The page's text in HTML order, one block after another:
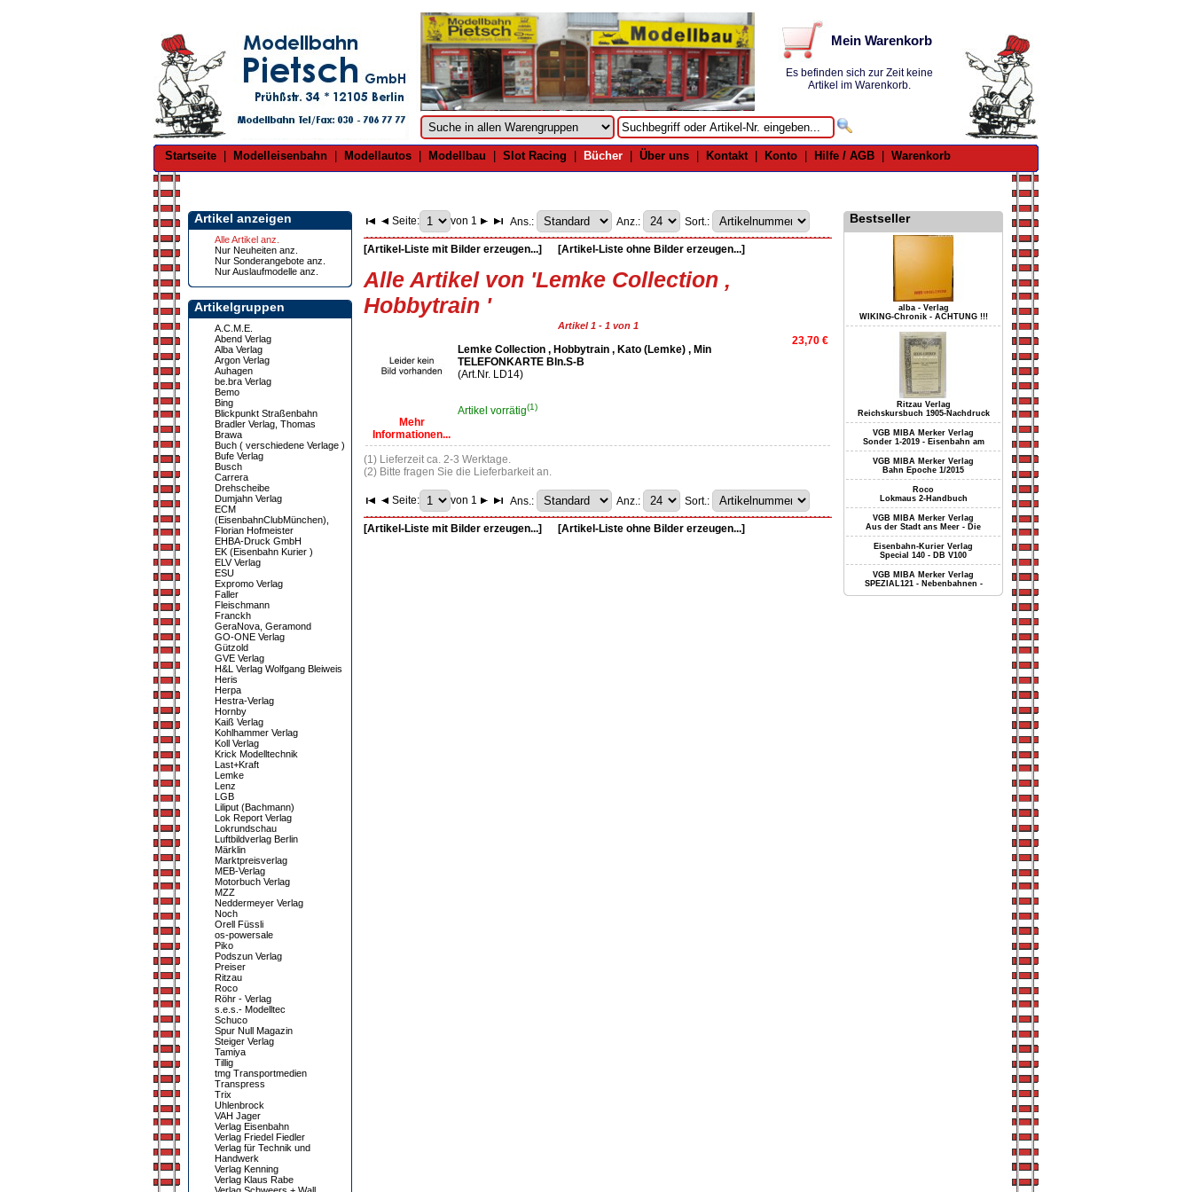
Mein Warenkorb
Es befinden sich zur Zeit keine
Artikel im Warenkorb.
Startseite Modelleisenbahn Modellautos Modellbau Slot Racing Bücher Über uns Kontakt| Konto Hilfe / AGB Warenkorb
Artikel anzeigen
Alle Artikel anz.
Nur Neuheiten anz.
Nur Sonderangebote anz.
Nur Auslaufmodelle anz.
Artikelgruppen
A.C.M.E.
Abend Verlag
Alba Verlag
Argon Verlag
Auhagen
be.bra Verlag
Bemo
Bing
Blickpunkt Straßenbahn
Bradler Verlag, Thomas
Brawa
Buch ( verschiedene Verlage )
Bufe Verlag
Busch
Carrera
Drehscheibe
Dumjahn Verlag
ECM
(EisenbahnClubMünchen),
Florian Hofmeister
EHBA-Druck GmbH
EK (Eisenbahn Kurier )
ELV Verlag
ESU
Expromo Verlag
Faller
Fleischmann
Franckh
GeraNova, Geramond
GO-ONE Verlag
Gützold
GVE Verlag
H&L Verlag Wolfgang Bleiweis
Heris
Herpa
Hestra-Verlag
Hornby
Kaiß Verlag
Kohlhammer Verlag
Koll Verlag
Krick Modelltechnik
Last+Kraft
Lemke
Lenz
LGB
Liliput (Bachmann)
Lok Report Verlag
Lokrundschau
Luftbildverlag Berlin
Märklin
Marktpreisverlag
MEB-Verlag
Motorbuch Verlag
MZZ
Neddermeyer Verlag
Noch
Orell Füssli
os-powersale
Piko
Podszun Verlag
Preiser
Ritzau
Roco
Röhr - Verlag
s.e.s.- Modelltec
Schuco
Spur Null Magazin
Steiger Verlag
Tamiya
Tillig
tmg Transportmedien
Transpress
Trix
Uhlenbrock
VAH Jager
Verlag Eisenbahn
Verlag Friedel Fiedler
Verlag für Technik und
Handwerk
Verlag Kenning
Verlag Klaus Rabe
Seite: von 1 Ans.: Anz.: Sort.:
[Artikel-Liste mit Bilder erzeugen...] [Artikel-Liste ohne Bilder erzeugen...]
Alle Artikel von 'Lemke Collection ,
Hobbytrain '
Artikel 1 - 1 von 1
Mehr
Informationen...
Lemke Collection , Hobbytrain , Kato (Lemke) , Min
TELEFONKARTE Bln.S-B
(Art.Nr. LD14)
Artikel vorrätig(1)
23,70 €
(1) Lieferzeit ca. 2-3 Werktage.
(2) Bitte fragen Sie die Lieferbarkeit an.
Seite: von 1 Ans.: Anz.: Sort.:
[Artikel-Liste mit Bilder erzeugen...] [Artikel-Liste ohne Bilder erzeugen...]
Bestseller
alba - Verlag
WIKING-Chronik - ACHTUNG !!!
Ritzau Verlag
Reichskursbuch 1905-Nachdruck
VGB MIBA Merker Verlag
Sonder 1-2019 - Eisenbahn am
VGB MIBA Merker Verlag
Bahn Epoche 1/2015
Roco
Lokmaus 2-Handbuch
VGB MIBA Merker Verlag
Aus der Stadt ans Meer - Die
Eisenbahn-Kurier Verlag
Special 140 - DB V100
VGB MIBA Merker Verlag
SPEZIAL121 - Nebenbahnen -